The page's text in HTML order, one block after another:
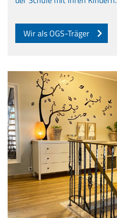
Wir als OGS-Träger